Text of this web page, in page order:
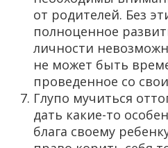
от родителей. Без
полноценное
личности
не может быть
проведенное со
Глупо мучиться
дать какие-то
блага своему